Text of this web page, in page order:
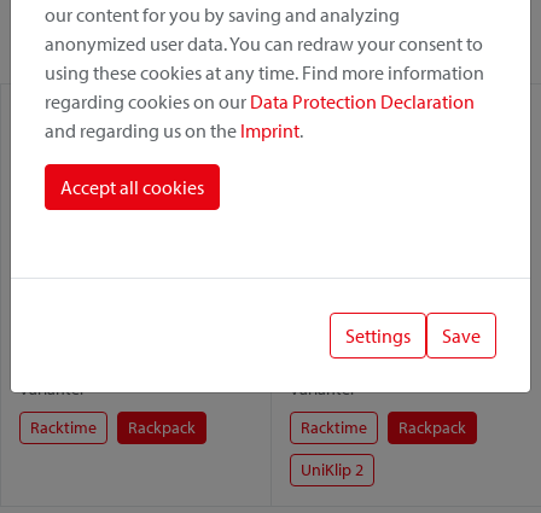
Variante:
Racktime
Rackpack
Rackpack 1
Variante:
Racktime
Rackpack
UniKlip 2
our content for you by saving and analyzing
anonymized user data. You can redraw your consent to
using these cookies at any time. Find more information
regarding cookies on our Data Protection Declaration
and regarding us on the Imprint.
Accept all cookies
Settings Save